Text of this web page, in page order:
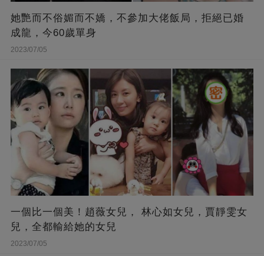
她艷而不俗媚而不嬌，不參加大佬飯局，拒絕已婚
成龍，今60歲單身
2023/07/05
一個比一個美！趙薇女兒， 林心如女兒，賈靜雯女
兒，全都輸給她的女兒
2023/07/05